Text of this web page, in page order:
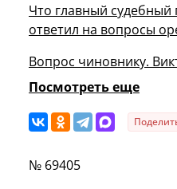
Что главный судебный
ответил на вопросы
Вопрос чиновнику.
Посмотреть еще
№ 69405